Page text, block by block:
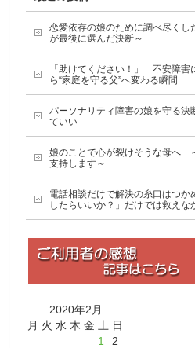
恋愛依存の娘のために調べ尽く
が最後に選んだ決断～
「助けてください！」 不安障害
ら“家庭を守る父”へ変わる瞬間
パーソナリティ障害の娘を守る決
ていい
娘のことで心が裂けそうな母へ
支持します～
電話相談だけで解決の糸口はつか
したらいいか？」だけでは救えな
2020年2月
月 火 水 木 金 土 日
1
2